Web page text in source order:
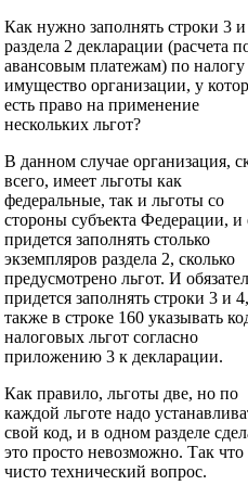
Как нужно заполнять строки 3
раздела 2 декларации (расчета
авансовым платежам) по налогу
имущество организации, у
есть право на применение
нескольких льгот?
В данном случае организация,
всего, имеет льготы как
федеральные, так и льготы со
стороны субъекта Федерации, и
придется заполнять столько
экземпляров раздела 2, сколько
предусмотрено льгот. И
придется заполнять строки 3 и
также в строке 160 указывать
налоговых льгот согласно
приложению 3 к декларации.
Как правило, льготы две, но по
каждой льготе надо
свой код, и в одном разделе
это просто невозможно. Так что
чисто технический вопрос.